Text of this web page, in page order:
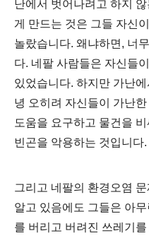
난에서 벗어나려고 하지
게 만드는 것은 그들 자신
놀랐습니다. 왜냐하면, 너
다. 네팔 사람들은 자신들
있었습니다. 하지만 가난
녕 오히려 자신들이 가난
도움을 요구하고 물건을
빈곤을 악용하는 것입니다.
그리고 네팔의 환경오염
알고 있음에도 그들은 아
를 버리고 버려진 쓰레기